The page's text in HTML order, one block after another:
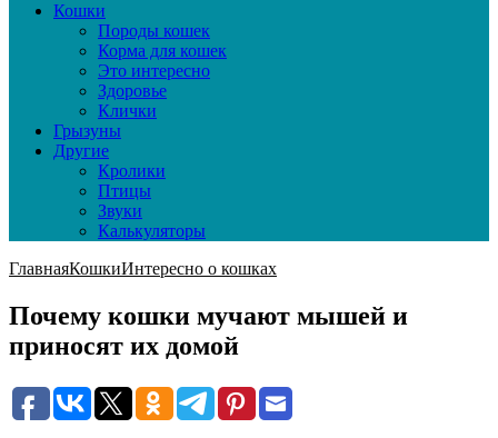
Кошки
Породы кошек
Корма для кошек
Это интересно
Здоровье
Клички
Грызуны
Другие
Кролики
Птицы
Звуки
Калькуляторы
ГлавнаяКошкиИнтересно о кошках
Почему кошки мучают мышей и
приносят их домой